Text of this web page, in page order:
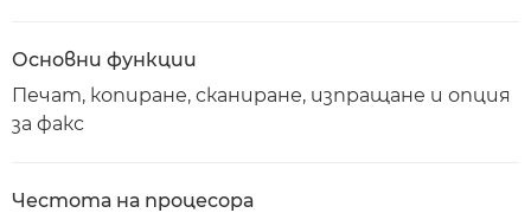
Основни функции
Печат, копиране, сканиране, изпращане и опция
за факс
Честота на процесора